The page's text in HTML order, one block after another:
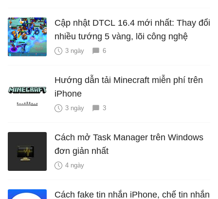
Cập nhật DTCL 16.4 mới nhất: Thay đổi
nhiều tướng 5 vàng, lõi công nghệ
3 ngày 6
Hướng dẫn tải Minecraft miễn phí trên
iPhone
3 ngày 3
Cách mở Task Manager trên Windows
đơn giản nhất
4 ngày
Cách fake tin nhắn iPhone, chế tin nhắn